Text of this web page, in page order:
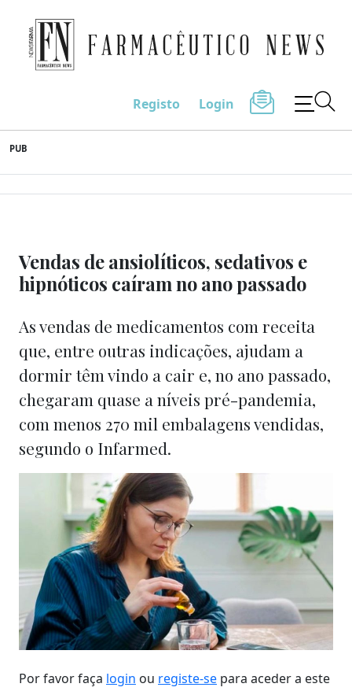
to
content
Farmacêutico News
Registo Login
PUB
Vendas de ansiolíticos, sedativos e
hipnóticos caíram no ano passado
As vendas de medicamentos com receita
que, entre outras indicações, ajudam a
dormir têm vindo a cair e, no ano passado,
chegaram quase a níveis pré-pandemia,
com menos 270 mil embalagens vendidas,
segundo o Infarmed.
Por favor faça login ou registe-se para aceder a este